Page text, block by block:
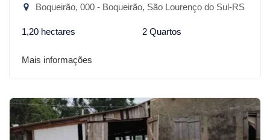
Boqueirão, 000 - Boqueirão, São Lourenço do Sul-RS
1,20 hectares 2 Quartos
Mais informações